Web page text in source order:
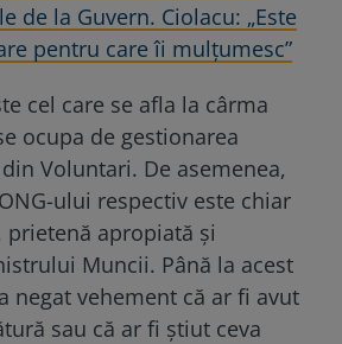
de la Guvern. Ciolacu: „Este
pentru care îi mulțumesc”
cel care se afla la cârma
ocupa de gestionarea
Voluntari. De asemenea,
ului respectiv este chiar
prietenă apropiată și
Muncii. Până la acest
negat vehement că ar fi avut
sau că ar fi știut ceva